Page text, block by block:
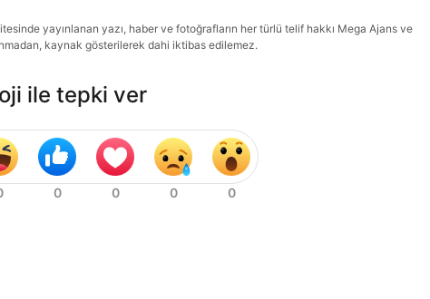
yayınlanan yazı, haber ve fotoğrafların her türlü telif hakkı Mega Ajans ve
kaynak gösterilerek dahi iktibas edilemez.
ile tepki ver